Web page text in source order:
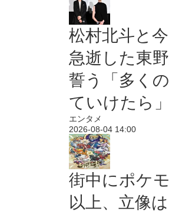
松村北斗と今
急逝した東
誓う「多く
ていけたら」
エンタメ
2026-08-04 14:00
街中にポケ
以上、立像